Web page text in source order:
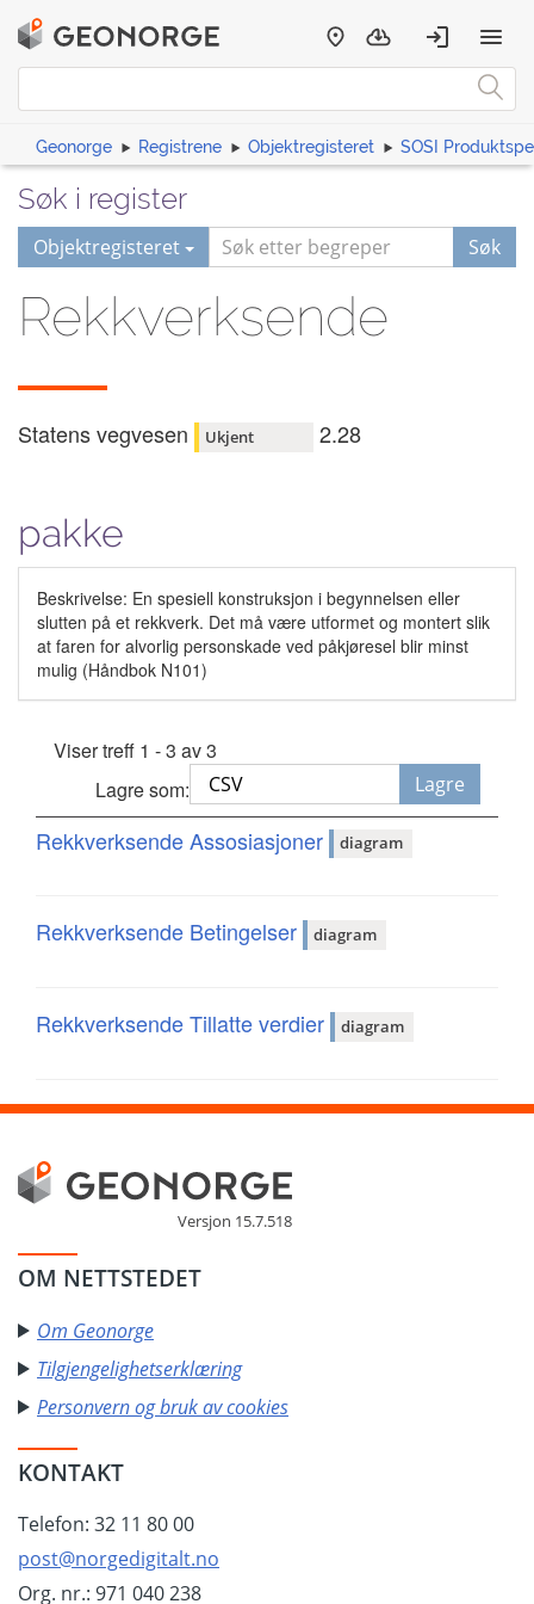
Geonorge Registrene Objektregisteret SOSI
Søk i register
Objektregisteret Søk
Rekkverksende
Statens vegvesen Ukjent 2.28
pakke
Beskrivelse: En spesiell konstruksjon i begynnelsen eller
slutten på et rekkverk. Det må være utformet og montert slik
at faren for alvorlig personskade ved påkjøresel blir minst
mulig (Håndbok N101)
Viser treff 1 - 3 av 3
Lagre som:
Lagre
Rekkverksende Assosiasjoner diagram
Rekkverksende Betingelser diagram
Rekkverksende Tillatte verdier diagram